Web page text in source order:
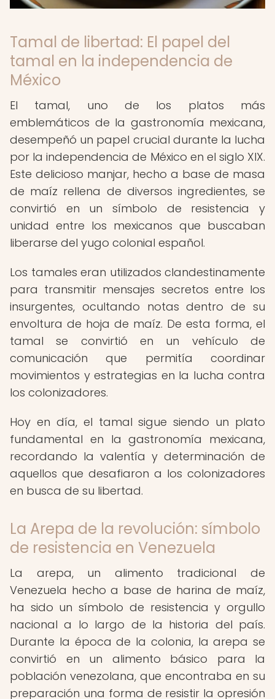
Tamal de libertad: El papel del
tamal en la independencia de
México
El tamal, uno de los platos más
emblemáticos de la gastronomía mexicana,
desempeñó un papel crucial durante la lucha
por la independencia de México en el siglo XIX.
Este delicioso manjar, hecho a base de masa
de maíz rellena de diversos ingredientes, se
convirtió en un símbolo de resistencia y
unidad entre los mexicanos que buscaban
liberarse del yugo colonial español.
Los tamales eran utilizados clandestinamente
para transmitir mensajes secretos entre los
insurgentes, ocultando notas dentro de su
envoltura de hoja de maíz. De esta forma, el
tamal se convirtió en un vehículo de
comunicación que permitía coordinar
movimientos y estrategias en la lucha contra
los colonizadores.
Hoy en día, el tamal sigue siendo un plato
fundamental en la gastronomía mexicana,
recordando la valentía y determinación de
aquellos que desafiaron a los colonizadores
en busca de su libertad.
La Arepa de la revolución: símbolo
de resistencia en Venezuela
La arepa, un alimento tradicional de
Venezuela hecho a base de harina de maíz,
ha sido un símbolo de resistencia y orgullo
nacional a lo largo de la historia del país.
Durante la época de la colonia, la arepa se
convirtió en un alimento básico para la
población venezolana, que encontraba en su
preparación una forma de resistir la opresión